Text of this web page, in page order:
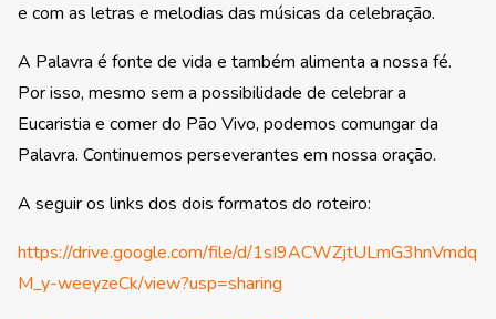
e com as letras e melodias das músicas da celebração.
A Palavra é fonte de vida e também alimenta a nossa fé.
Por isso, mesmo sem a possibilidade de celebrar a
Eucaristia e comer do Pão Vivo, podemos comungar da
Palavra. Continuemos perseverantes em nossa oração.
A seguir os links dos dois formatos do roteiro:
https://drive.google.com/file/d/1sI9ACWZjtULmG3hnVmdq
M_y-weeyzeCk/view?usp=sharing